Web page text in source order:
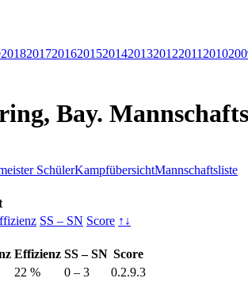
20182017201620152014201320122011 2010
Bay.
SchülerKampfübersichtMannschaftsliste
SS – SN Score ↑↓
Effizienz SS – SN Score
22 % 0 – 3 0.2.9.3